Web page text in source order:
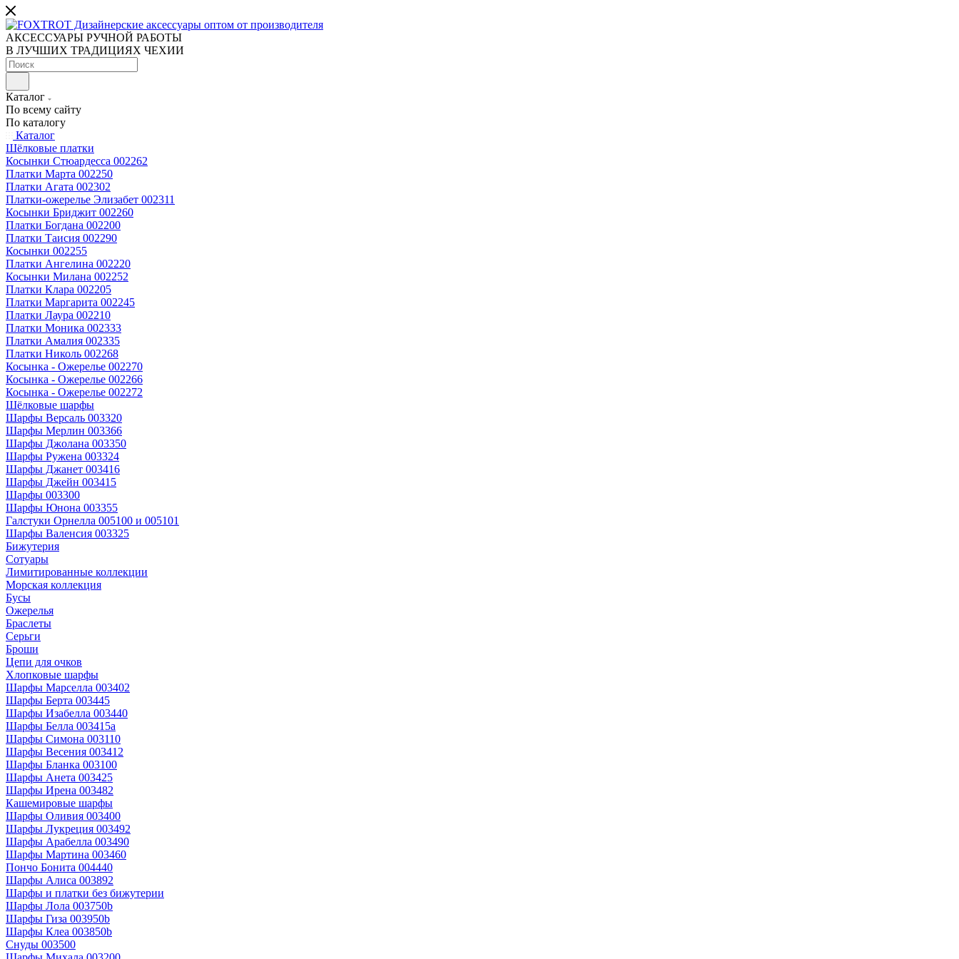
АКСЕССУАРЫ РУЧНОЙ РАБОТЫ
В ЛУЧШИХ ТРАДИЦИЯХ ЧЕХИИ
Каталог
По всему сайту
По каталогу
Каталог
Шёлковые платки
Косынки Стюардесса 002262
Платки Марта 002250
Платки Агата 002302
Платки-ожерелье Элизабет 002311
Косынки Бриджит 002260
Платки Богдана 002200
Платки Таисия 002290
Косынки 002255
Платки Ангелина 002220
Косынки Милана 002252
Платки Клара 002205
Платки Маргарита 002245
Платки Лаура 002210
Платки Моника 002333
Платки Амалия 002335
Платки Николь 002268
Косынка - Ожерелье 002270
Косынка - Ожерелье 002266
Косынка - Ожерелье 002272
Шёлковые шарфы
Шарфы Версаль 003320
Шарфы Мерлин 003366
Шарфы Джолана 003350
Шарфы Ружена 003324
Шарфы Джанет 003416
Шарфы Джейн 003415
Шарфы 003300
Шарфы Юнона 003355
Галстуки Орнелла 005100 и 005101
Шарфы Валенсия 003325
Бижутерия
Сотуары
Лимитированные коллекции
Морская коллекция
Бусы
Ожерелья
Браслеты
Серьги
Броши
Цепи для очков
Хлопковые шарфы
Шарфы Марселла 003402
Шарфы Берта 003445
Шарфы Изабелла 003440
Шарфы Белла 003415a
Шарфы Симона 003110
Шарфы Весения 003412
Шарфы Бланка 003100
Шарфы Анета 003425
Шарфы Ирена 003482
Кашемировые шарфы
Шарфы Оливия 003400
Шарфы Лукреция 003492
Шарфы Арабелла 003490
Шарфы Мартина 003460
Пончо Бонита 004440
Шарфы Алиса 003892
Шарфы и платки без бижутерии
Шарфы Лола 003750b
Шарфы Гиза 003950b
Шарфы Клеа 003850b
Снуды 003500